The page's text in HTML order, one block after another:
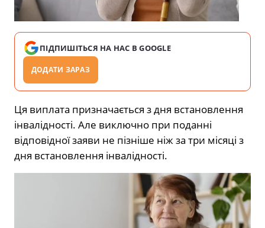
ПІДПИШІТЬСЯ НА НАС В GOOGLE
ДОДАТИ ЗАРАЗ
Ця виплата призначається з дня встановлення
інвалідності. Але виключно при поданні
відповідної заяви не пізніше ніж за три місяці з
дня встановлення інвалідності.